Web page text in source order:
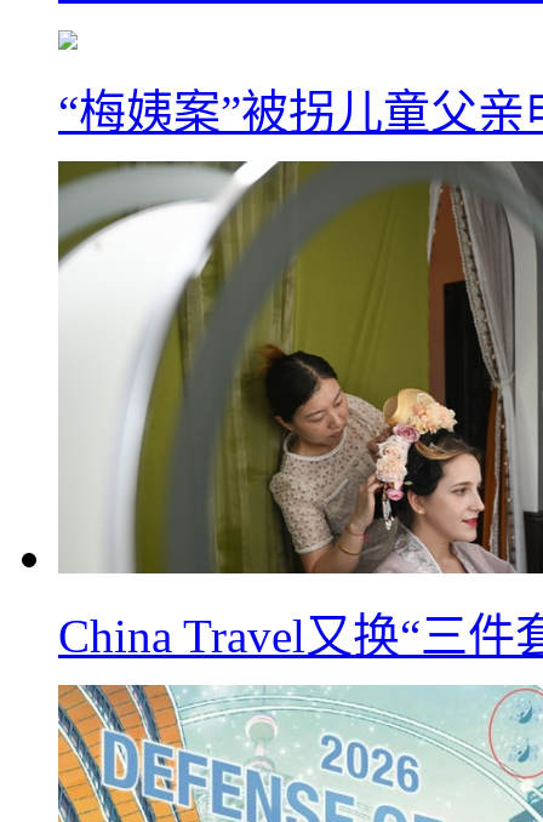
“梅姨案”被拐儿童父
China Travel又换“三